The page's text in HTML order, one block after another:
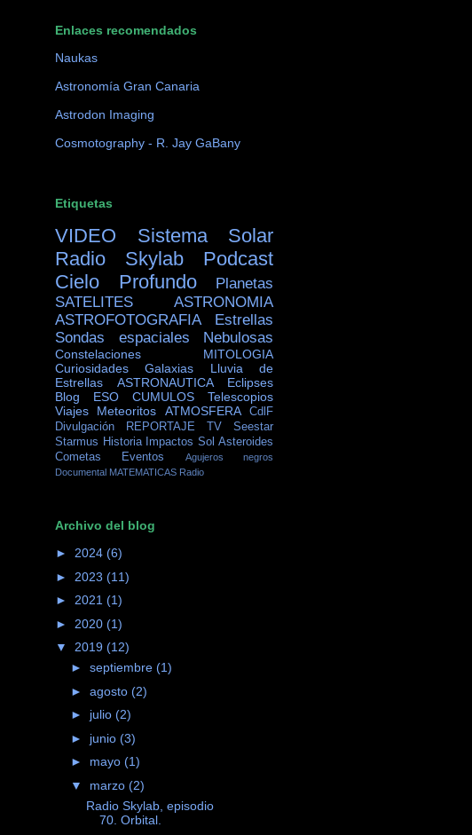
Enlaces recomendados
Naukas
Astronomía Gran Canaria
Astrodon Imaging
Cosmotography - R. Jay GaBany
Etiquetas
VIDEO
Sistema Solar
Radio Skylab
Podcast
Cielo Profundo
Planetas
SATELITES
ASTRONOMIA
ASTROFOTOGRAFIA
Estrellas
Sondas espaciales
Nebulosas
Constelaciones
MITOLOGIA
Curiosidades
Galaxias
Lluvia de
Estrellas
ASTRONAUTICA
Eclipses
Blog
ESO CUMULOS
Telescopios
Viajes
Meteoritos ATMOSFERA
CdlF
Divulgación
REPORTAJE TV
Seestar
Starmus Historia Impactos Sol Asteroides
Cometas
Eventos
Agujeros negros
Documental MATEMATICAS Radio
Archivo del blog
► 2024 (6)
► 2023 (11)
► 2021 (1)
► 2020 (1)
▼ 2019 (12)
► septiembre (1)
► agosto (2)
► julio (2)
► junio (3)
► mayo (1)
▼ marzo (2)
Radio Skylab, episodio
70. Orbital.